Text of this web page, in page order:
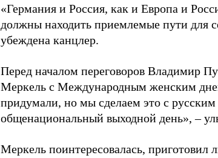
«Германия и Россия, как и Европа и
должны находить приемлемые пути для
убеждена канцлер.
Перед началом переговоров Владимир
Меркель с Международным женским
придумали, но мы сделаем это с русским
общенациональный выходной день», –
Меркель поинтересовалась, приготовил